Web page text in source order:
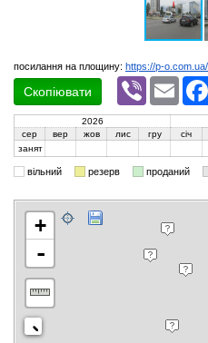
посилання на площину: https://p-
Скопіювати
Viber Email
2026
сер
вер жов лис гру січ
занят
вільний резерв проданий
+
-